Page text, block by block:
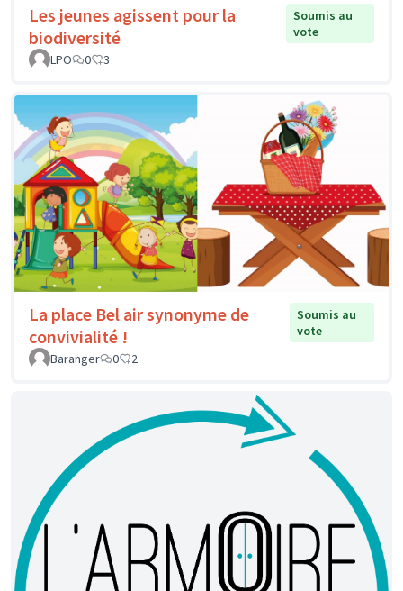
Les jeunes agissent pour la
biodiversité
Soumis au
vote
LPO
0 3
La place Bel air synonyme de
convivialité !
Soumis au
vote
Baranger
0 2